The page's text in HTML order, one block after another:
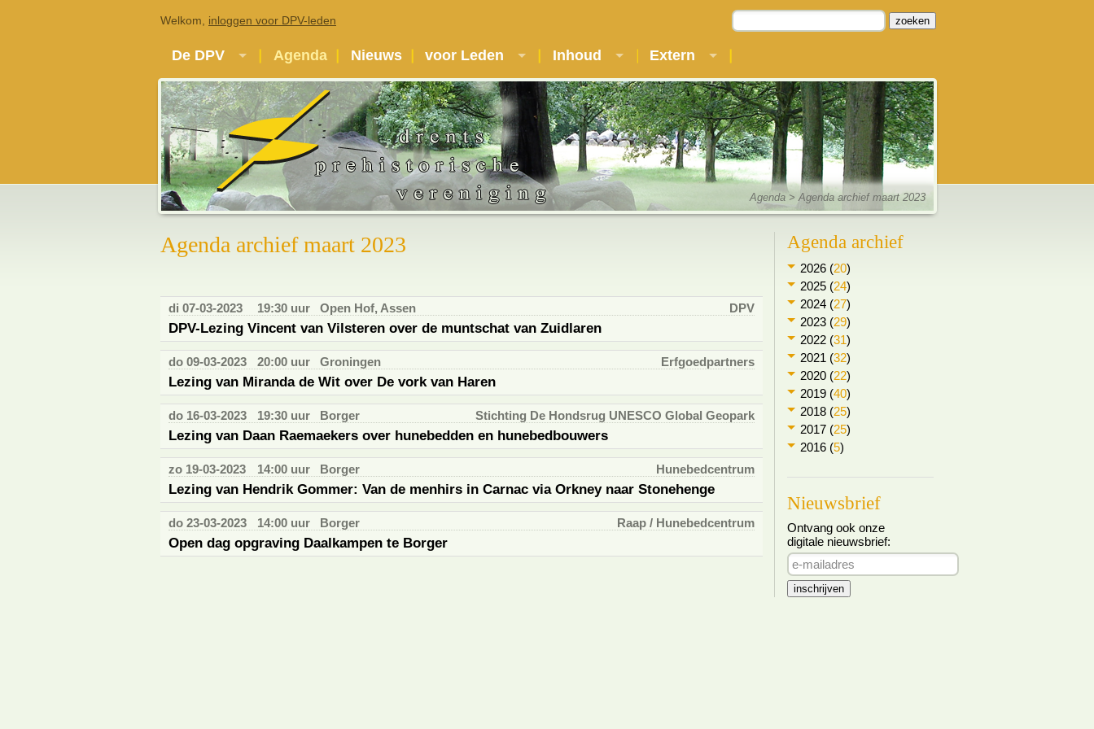
Agenda archief maart 2023
di 07-03-2023 19:30 uur Open Hof, Assen DPV
DPV-Lezing Vincent van Vilsteren over de muntschat van Zuidlaren
do 09-03-2023 20:00 uur Groningen Erfgoedpartners
Lezing van Miranda de Wit over De vork van Haren
do 16-03-2023 19:30 uur Borger Stichting De Hondsrug UNESCO Global Geopark
Lezing van Daan Raemaekers over hunebedden en hunebedbouwers
zo 19-03-2023 14:00 uur Borger Hunebedcentrum
Lezing van Hendrik Gommer: Van de menhirs in Carnac via Orkney naar Stonehenge
do 23-03-2023 14:00 uur Borger Raap / Hunebedcentrum
Open dag opgraving Daalkampen te Borger
Agenda archief
2026 (20)
2025 (24)
2024 (27)
2023 (29)
2022 (31)
2021 (32)
2020 (22)
2019 (40)
2018 (25)
2017 (25)
2016 (5)
Nieuwsbrief
Ontvang ook onze
digitale nieuwsbrief:
Welkom, inloggen voor DPV-leden zoeken
De DPV Agenda Nieuws voor Leden Inhoud Extern
Agenda > Agenda archief maart 2023